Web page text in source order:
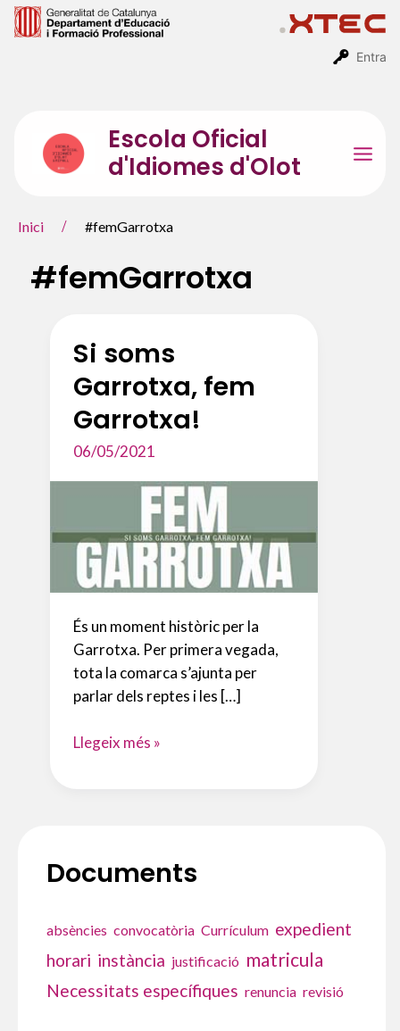
Entra
Vés
Escola Oficial
d'Idiomes d'Olot
Inici #femGarrotxa
Documents
absències convocatòria Currículum expedient
horari instància justificació matricula
Necessitats específiques renuncia revisió
#femGarrotxa
Si soms
Garrotxa, fem
Garrotxa!
06/05/2021
És un moment històric per la
Garrotxa. Per primera vegada,
tota la comarca s’ajunta per
parlar dels reptes i les […]
Si
Llegeix més »